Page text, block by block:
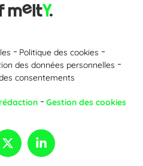
Politique des cookies
des données personnelles
consentements
Gestion des cookies